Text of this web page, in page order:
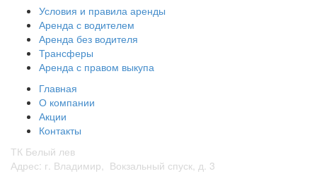
Условия и правила аренды
Аренда с водителем
Аренда без водителя
Трансферы
Аренда с правом выкупа
Главная
О компании
Акции
Контакты
ТК Белый лев
Адрес: г. Владимир, Вокзальный спуск, д. 3